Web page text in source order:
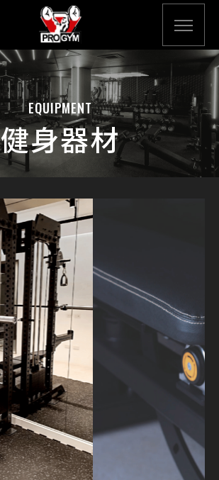
EQUIPMENT
健身器材